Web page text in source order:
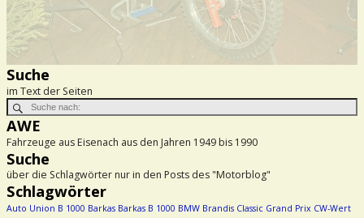
Suche
im Text der Seiten
AWE
Fahrzeuge aus Eisenach aus den Jahren 1949 bis 1990
Suche
über die Schlagwörter nur in den Posts des "Motorblog"
Schlagwörter
Auto Union B 1000 Barkas Barkas B 1000 BMW Brandis Classic Grand Prix CW-Wert